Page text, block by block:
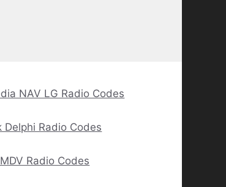
NAV LG Radio Codes
Delphi Radio Codes
Radio Codes